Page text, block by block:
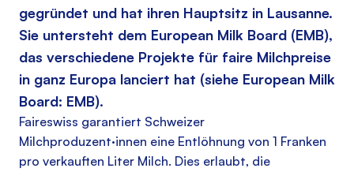
DE | FR
gegründet und hat ihren Hauptsitz in Lausanne.
Sie untersteht dem European Milk Board (EMB),
das verschiedene Projekte für faire Milchpreise
in ganz Europa lanciert hat (siehe European Milk
Board: EMB).
Faireswiss garantiert Schweizer
Milchproduzent·innen eine Entlöhnung von 1 Franken
pro verkauften Liter Milch. Dies erlaubt, die